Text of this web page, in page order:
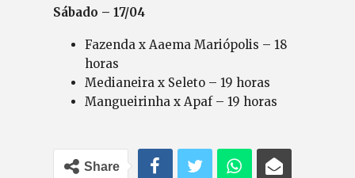
Sábado – 17/04
Fazenda x Aaema Mariópolis – 18
horas
Medianeira x Seleto – 19 horas
Mangueirinha x Apaf – 19 horas
Share